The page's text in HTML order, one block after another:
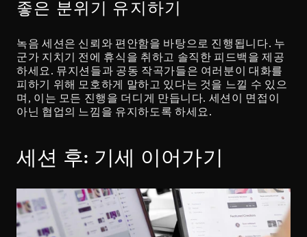
좋은 분위기 유지하기
녹음 세션은 신뢰와 편안함을 바탕으로 진행됩니다. 누
군가 지치기 전에 휴식을 취하고 솔직한 피드백을 제공
하세요. 뮤지션들과 공동 작곡가들은 여러분이 대화를
피하기 위해 모호하게 말하고 있다는 것을 느낄 수 있으
며, 이는 모든 진행을 더디게 만듭니다. 세션이 면접이
아닌 협업의 느낌을 유지하도록 하세요.
세션 후: 기세 이어가기